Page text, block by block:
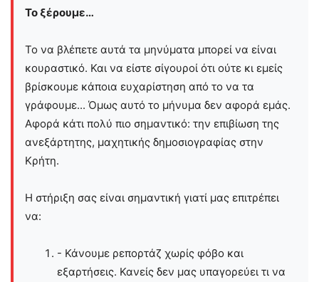
Το ξέρουμε…
Το να βλέπετε αυτά τα μηνύματα μπορεί να είναι
κουραστικό. Και να είστε σίγουροί ότι ούτε κι εμείς
βρίσκουμε κάποια ευχαρίστηση από το να τα
γράφουμε... Όμως αυτό το μήνυμα δεν αφορά εμάς.
Αφορά κάτι πολύ πιο σημαντικό: την επιβίωση της
ανεξάρτητης, μαχητικής δημοσιογραφίας στην
Kρήτη.
Η στήριξη σας είναι σημαντική γιατί μας επιτρέπει
να:
- Κάνουμε ρεπορτάζ χωρίς φόβο και
εξαρτήσεις. Κανείς δεν μας υπαγορεύει τι να